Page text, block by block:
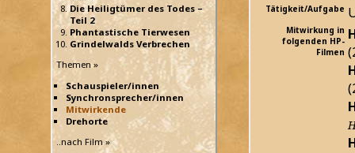
Die Heiligtümer des Todes –
Teil 2
Phantastische Tierwesen
Grindelwalds Verbrechen
Themen »
Schauspieler/innen
Synchronsprecher/innen
Mitwirkende
Drehorte
..nach Film »
Tätigkeit/Aufgabe
Mitwirkung in
folgenden HP-
Filmen